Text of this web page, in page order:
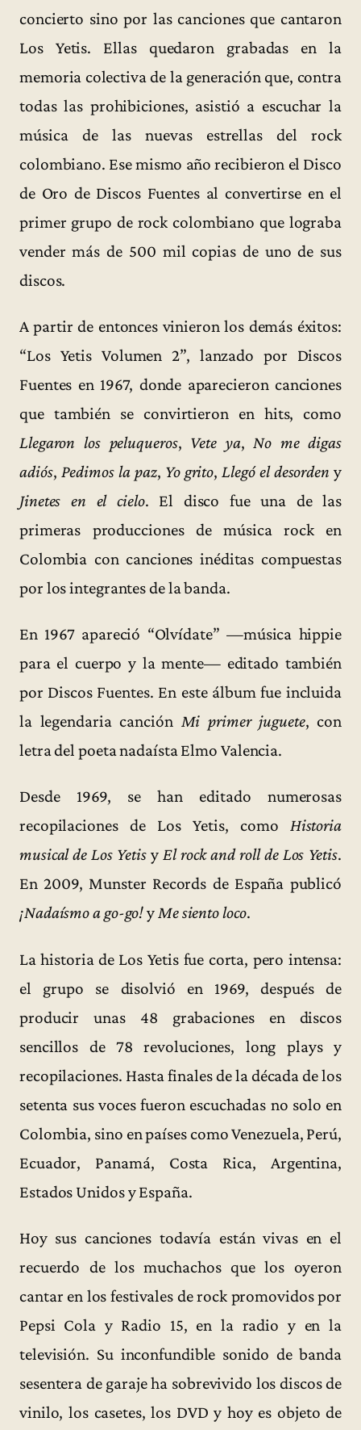
concierto sino por las canciones que cantaron
Los Yetis. Ellas quedaron grabadas en la
memoria colectiva de la generación que, contra
todas las prohibiciones, asistió a escuchar la
música de las nuevas estrellas del rock
colombiano. Ese mismo año recibieron el Disco
de Oro de Discos Fuentes al convertirse en el
primer grupo de rock colombiano que lograba
vender más de 500 mil copias de uno de sus
discos.
A partir de entonces vinieron los demás éxitos:
“Los Yetis Volumen 2”, lanzado por Discos
Fuentes en 1967, donde aparecieron canciones
que también se convirtieron en hits, como
Llegaron los peluqueros, Vete ya,No me digas
adiós, Pedimos la paz, Yo grito,Llegó el desorden y
Jinetes en el cielo. El disco fue una de las
primeras producciones de música rock en
Colombia con canciones inéditas compuestas
por los integrantes de la banda.
En 1967 apareció “Olvídate” —música hippie
para el cuerpo y la mente— editado también
por Discos Fuentes. En este álbum fue incluida
la legendaria canción Mi primer juguete, con
letra del poeta nadaísta Elmo Valencia.
Desde 1969, se han editado numerosas
recopilaciones de Los Yetis, como Historia
musical de Los Yetisy El rock and roll de Los Yetis.
En 2009, Munster Records de España publicó
¡Nadaísmo a go-go!yMe siento loco.
La historia de Los Yetis fue corta, pero intensa:
el grupo se disolvió en 1969, después de
producir unas 48 grabaciones en discos
sencillos de 78 revoluciones, long plays y
recopilaciones. Hasta finales de la década de los
setenta sus voces fueron escuchadas no solo en
Colombia, sino en países como Venezuela, Perú,
Ecuador, Panamá, Costa Rica, Argentina,
Estados Unidos y España.
Hoy sus canciones todavía están vivas en el
recuerdo de los muchachos que los oyeron
cantar en los festivales de rock promovidos por
Pepsi Cola y Radio 15, en la radio y en la
televisión. Su inconfundible sonido de banda
sesentera de garaje ha sobrevivido los discos de
vinilo, los casetes, los DVD y hoy es objeto de